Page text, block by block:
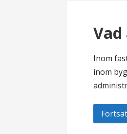
Inom
inom